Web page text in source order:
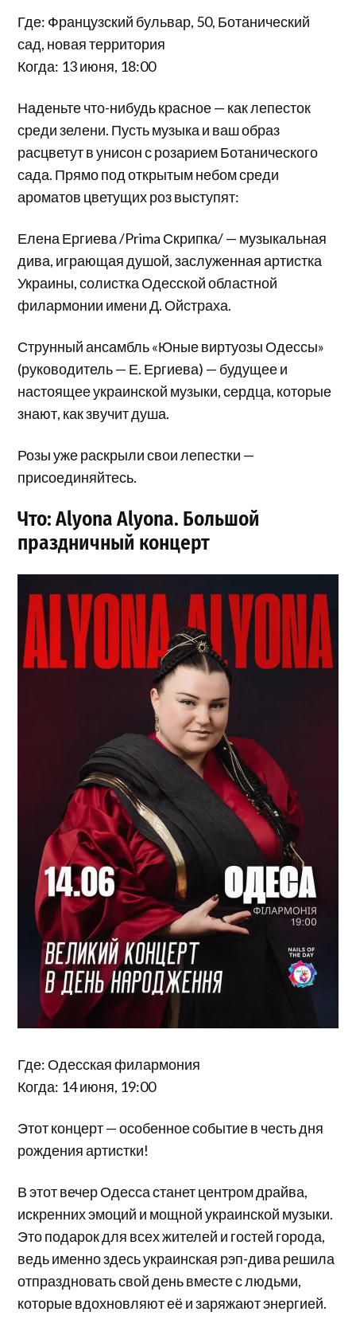
Где: Французский бульвар, 50, Ботанический
сад, новая территория
Когда: 13 июня, 18:00
Наденьте что-нибудь красное — как лепесток
среди зелени. Пусть музыка и ваш образ
расцветут в унисон с розарием Ботанического
сада. Прямо под открытым небом среди
ароматов цветущих роз выступят:
Елена Ергиева /Prima Скрипка/ — музыкальная
дива, играющая душой, заслуженная артистка
Украины, солистка Одесской областной
филармонии имени Д. Ойстраха.
Струнный ансамбль «Юные виртуозы Одессы»
(руководитель — Е. Ергиева) — будущее и
настоящее украинской музыки, сердца, которые
знают, как звучит душа.
Розы уже раскрыли свои лепестки —
присоединяйтесь.
Что: Alyona Alyona. Большой
праздничный концерт
Где: Одесская филармония
Когда: 14 июня, 19:00
Этот концерт — особенное событие в честь дня
рождения артистки!
В этот вечер Одесса станет центром драйва,
искренних эмоций и мощной украинской музыки.
Это подарок для всех жителей и гостей города,
ведь именно здесь украинская рэп-дива решила
отпраздновать свой день вместе с людьми,
которые вдохновляют её и заряжают энергией.